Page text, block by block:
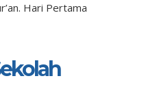
Hari Pertama